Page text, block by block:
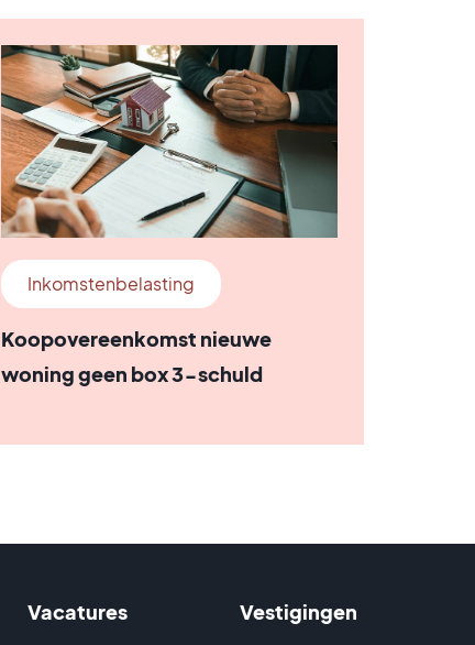
Inkomstenbelasting
Koopovereenkomst nieuwe
woning geen box 3-schuld
Vacatures Vestigingen